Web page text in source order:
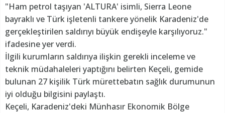
"Ham petrol taşıyan 'ALTURA' isimli, Sierra Leone
bayraklı ve Türk işletenli tankere yönelik Karadeniz'de
gerçekleştirilen saldırıyı büyük endişeyle karşılıyoruz."
ifadesine yer verdi.
İlgili kurumların saldırıya ilişkin gerekli inceleme ve
teknik müdahaleleri yaptığını belirten Keçeli, gemide
bulunan 27 kişilik Türk mürettebatın sağlık durumunun
iyi olduğu bilgisini paylaştı.
Keçeli, Karadeniz'deki Münhasır Ekonomik Bölge